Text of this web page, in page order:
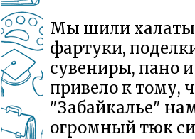
Мы шили
фартуки,
сувениры, пано
привело к тому,
"Забайкалье"
огромный тюк